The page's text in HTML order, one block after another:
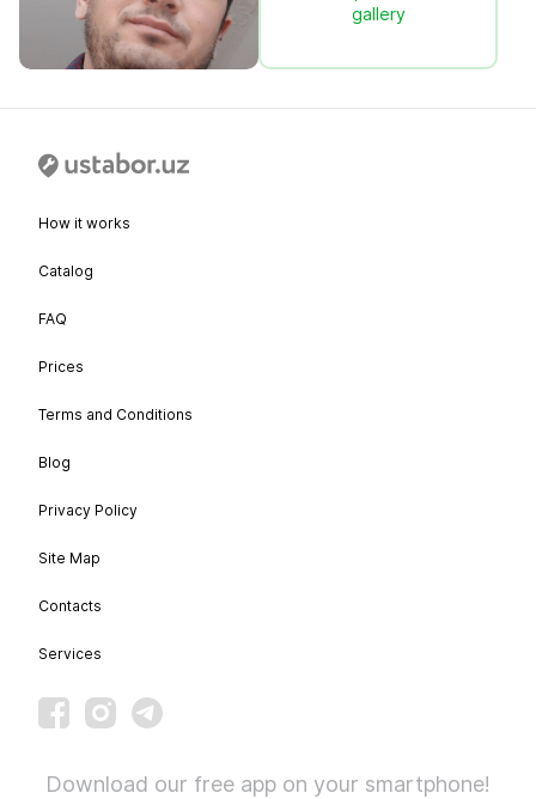
gallery
How it works
Catalog
FAQ
Prices
Terms and Conditions
Blog
Privacy Policy
Site Map
Contacts
Services
Download our free app on your smartphone!